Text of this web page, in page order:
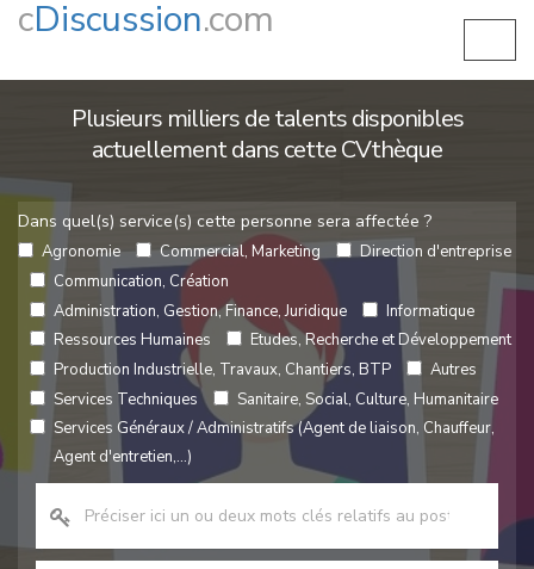
cDiscussion.com
Plusieurs milliers de talents disponibles
actuellement dans cette CVthèque
Dans quel(s) service(s) cette personne sera affectée ?
Agronomie Commercial, Marketing
Direction d'entreprise
Communication, Création
Administration, Gestion, Finance, Juridique
Informatique
Ressources Humaines
Etudes, Recherche et Développement
Production Industrielle, Travaux, Chantiers, BTP
Autres
Services Techniques
Sanitaire, Social, Culture, Humanitaire
Services Généraux / Administratifs (Agent de liaison, Chauffeur,
Agent d'entretien,...)